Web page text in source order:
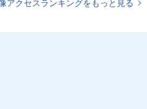
アクセスランキングをもっと見る